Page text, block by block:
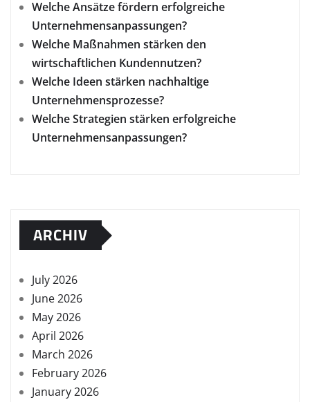
Welche Ansätze fördern erfolgreiche
Unternehmensanpassungen?
Welche Maßnahmen stärken den
wirtschaftlichen Kundennutzen?
Welche Ideen stärken nachhaltige
Unternehmensprozesse?
Welche Strategien stärken erfolgreiche
Unternehmensanpassungen?
ARCHIV
July 2026
June 2026
May 2026
April 2026
March 2026
February 2026
January 2026